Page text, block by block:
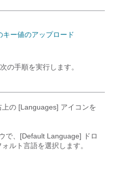
ー値のアップロード
の手順を実行します。
上の [Languages] アイコンを
で、[Default Language] ドロ
ルト言語を選択します。